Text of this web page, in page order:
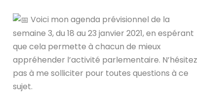
Voici mon agenda prévisionnel de la
semaine 3, du 18 au 23 janvier 2021, en espérant
que cela permette à chacun de mieux
appréhender l’activité parlementaire. N’hésitez
pas à me solliciter pour toutes questions à ce
sujet.